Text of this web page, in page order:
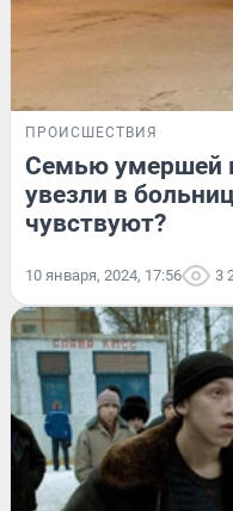
ПРОИСШЕСТВИЯ
Семью умершей
увезли в
чувствуют?
10 января, 2024, 17:56 3